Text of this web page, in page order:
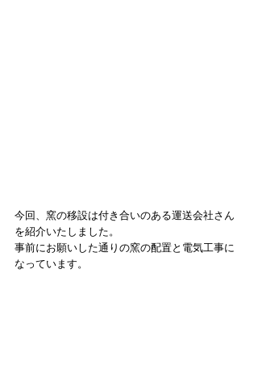
今回、窯の移設は付き合いのある運送会社さん
を紹介いたしました。
事前にお願いした通りの窯の配置と電気工事に
なっています。